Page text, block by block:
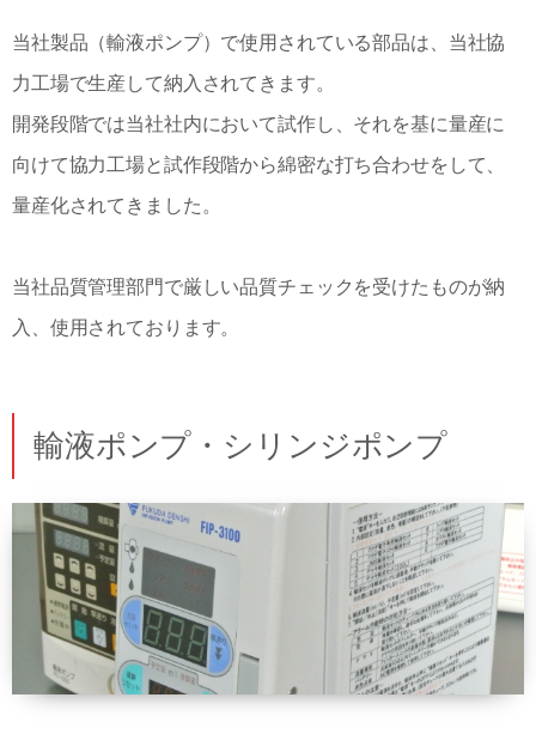
当社製品（輸液ポンプ）で使用されている部品は、当社協
力工場で生産して納入されてきます。
開発段階では当社社内において試作し、それを基に量産に
向けて協力工場と試作段階から綿密な打ち合わせをして、
量産化されてきました。
当社品質管理部門で厳しい品質チェックを受けたものが納
入、使用されております。
輸液ポンプ・シリンジポンプ